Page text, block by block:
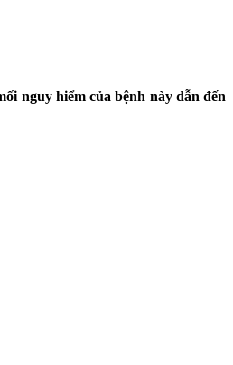
nguy hiểm của bệnh này dẫn đến